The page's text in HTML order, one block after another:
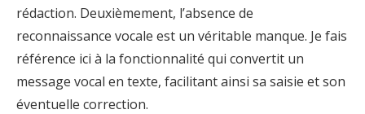
rédaction. Deuxièmement, l’absence de
reconnaissance vocale est un véritable manque. Je fais
référence ici à la fonctionnalité qui convertit un
message vocal en texte, facilitant ainsi sa saisie et son
éventuelle correction.